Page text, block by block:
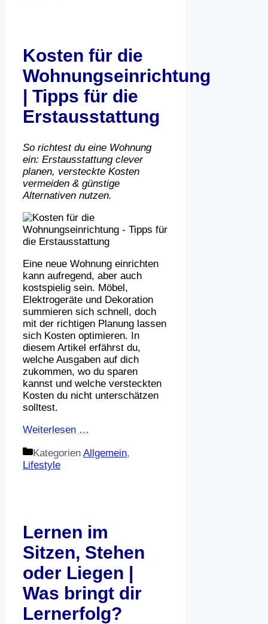
Kosten für die
Wohnungseinrichtung
| Tipps für die
Erstausstattung
So richtest du eine Wohnung
ein: Erstausstattung clever
planen, versteckte Kosten
vermeiden & günstige
Alternativen nutzen.
Eine neue Wohnung einrichten
kann aufregend, aber auch
kostspielig sein. Möbel,
Elektrogeräte und Dekoration
summieren sich schnell, doch
mit der richtigen Planung lassen
sich Kosten optimieren. In
diesem Artikel erfährst du,
welche Ausgaben auf dich
zukommen, wo du sparen
kannst und welche versteckten
Kosten du nicht unterschätzen
solltest.
Weiterlesen …
Kategorien Allgemein,
Lifestyle
Lernen im
Sitzen, Stehen
oder Liegen |
Was bringt dir
Lernerfolg?